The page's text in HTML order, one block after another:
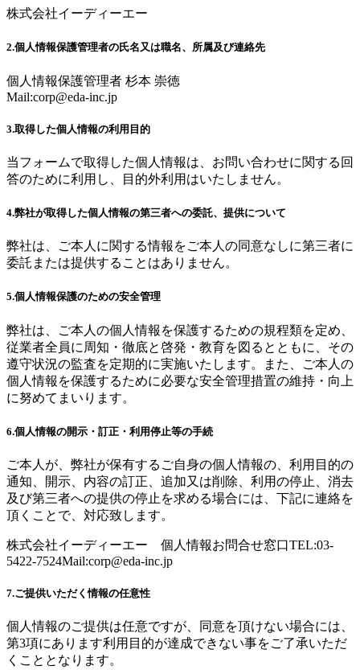
株式会社イーディーエー
2.個人情報保護管理者の氏名又は職名、所属及び連絡先
個人情報保護管理者 杉本 崇徳
Mail:corp@eda-inc.jp
3.取得した個人情報の利用目的
当フォームで取得した個人情報は、お問い合わせに関する回
答のために利用し、目的外利用はいたしません。
4.弊社が取得した個人情報の第三者への委託、提供について
弊社は、ご本人に関する情報をご本人の同意なしに第三者に
委託または提供することはありません。
5.個人情報保護のための安全管理
弊社は、ご本人の個人情報を保護するための規程類を定め、
従業者全員に周知・徹底と啓発・教育を図るとともに、その
遵守状況の監査を定期的に実施いたします。また、ご本人の
個人情報を保護するために必要な安全管理措置の維持・向上
に努めてまいります。
6.個人情報の開示・訂正・利用停止等の手続
ご本人が、弊社が保有するご自身の個人情報の、利用目的の
通知、開示、内容の訂正、追加又は削除、利用の停止、消去
及び第三者への提供の停止を求める場合には、下記に連絡を
頂くことで、対応致します。
株式会社イーディーエー 個人情報お問合せ窓口TEL:03-
5422-7524Mail:corp@eda-inc.jp
7.ご提供いただく情報の任意性
個人情報のご提供は任意ですが、同意を頂けない場合には、
第3項にあります利用目的が達成できない事をご了承いただ
くこととなります。